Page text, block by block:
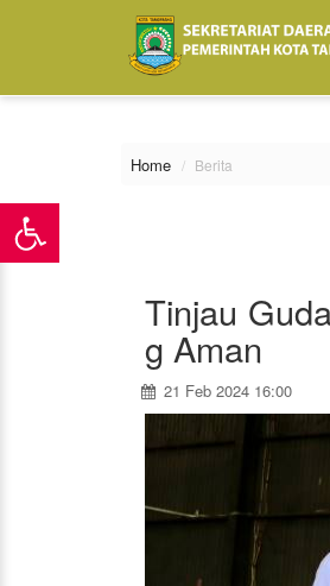
Home Berita
Tinjau
g Aman
21 Feb 2024 16:00